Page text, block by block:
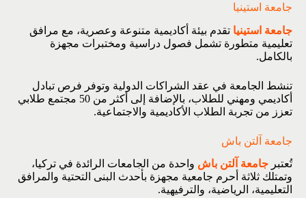
جامعة استينيا
جامعة استينيا تقدم بيئة أكاديمية متنوعة وعصرية، مع مرافق
تعليمية متطورة تشمل فصول دراسية ومختبرات مجهزة
بالكامل.
تنشط الجامعة في عقد الشراكات الدولية وتوفر فرص تبادل
أكاديمي ومهني للطلاب، بالإضافة إلى أكثر من 50 مجتمع طلابي
تعزز من تجربة الطلاب الأكاديمية والاجتماعية.
جامعة آلتن باش
تُعتبر جامعة آلتن باش واحدة من الجامعات الرائدة في تركيا،
وتمتلك ثلاثة أحرم جامعية مجهزة بأحدث البنى التحتية والمرافق
التعليمية، الرياضية، والترفيهية.